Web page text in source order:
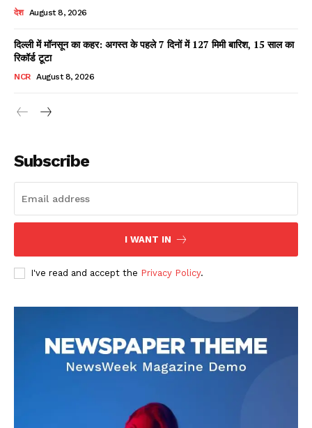
About Us
Privacy Policy
देश August 8, 2026
दिल्ली में मॉनसून का कहर: अगस्त के पहले 7 दिनों में 127 मिमी बारिश, 15 साल का
रिकॉर्ड टूटा
NCR August 8, 2026
Subscribe
I WANT IN
I've read and accept the Privacy Policy.